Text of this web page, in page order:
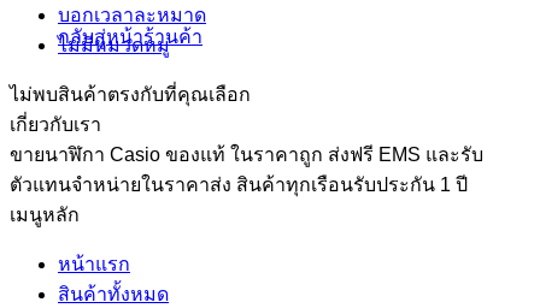
กลับสู่หน้าร้านค้า
บอกเวลาละหมาด
ไม่มีหมวดหมู่
ไม่พบสินค้าตรงกับที่คุณเลือก
เกี่ยวกับเรา
ขายนาฬิกา Casio ของแท้ ในราคาถูก ส่งฟรี EMS และรับ
ตัวแทนจำหน่ายในราคาส่ง สินค้าทุกเรือนรับประกัน 1 ปี
เมนูหลัก
หน้าแรก
สินค้าทั้งหมด